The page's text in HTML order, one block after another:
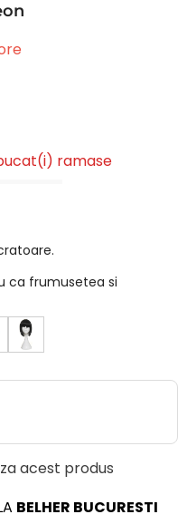
ramase
ca frumusetea si
acest produs
BELHER BUCURESTI